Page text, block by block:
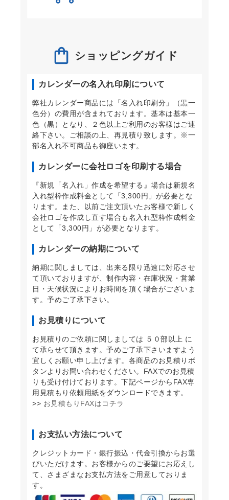
ショッピングガイド
カレンダーの名入れ印刷について
弊社カレンダー商品には「名入れ印刷分」（黒一
色分）の費用が含まれております。基本は基本一
色（黒）となり、２色以上ご利用のお客様はご連
絡下さい。ご相談の上、再見積り致します。※一
部名入れ不可商品も御座います。
カレンダーに会社ロゴを印刷する場合
『新規「名入れ」作成を希望する』場合は新規名
入れ型枠作成料金として「3,300円」が必要とな
ります。また、以前ご注文頂いたお客様で新しく
会社ロゴを作成し直す場合も名入れ型枠作成料金
として「3,300円」が必要となります。
カレンダーの納期について
納期に関しましては、出来る限り迅速に対応させ
て頂いておりますが、制作内容・在庫状況・営業
日・天候状況によりお時間を頂く場合がございま
す。予めご了承下さい。
お見積りについて
お見積りのご依頼に関しましては ５０部以上 に
て承らせて頂きます。予めご了承下さいますよう
宜しくお願い申し上げます。各商品のお見積りボ
タンよりお問い合わせください。FAXでのお見積
りも受け付けております。下記ページからFAX専
用見積もり依頼用紙をダウンロードできます。
>> お見積もりFAXはコチラ
お支払い方法について
クレジットカード・銀行振込・代金引換からお選
びいただけます。お客様からのご要望にお応えし
て、さまざまなお支払方法をご用意しておりま
す。